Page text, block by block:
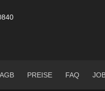
AGB PREISE FAQ